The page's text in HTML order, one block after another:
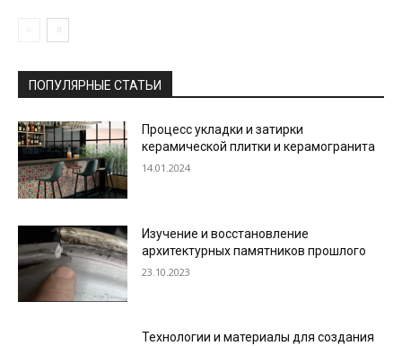
ПОПУЛЯРНЫЕ СТАТЬИ
Процесс укладки и затирки
керамической плитки и керамогранита
14.01.2024
Изучение и восстановление
архитектурных памятников прошлого
23.10.2023
Технологии и материалы для создания